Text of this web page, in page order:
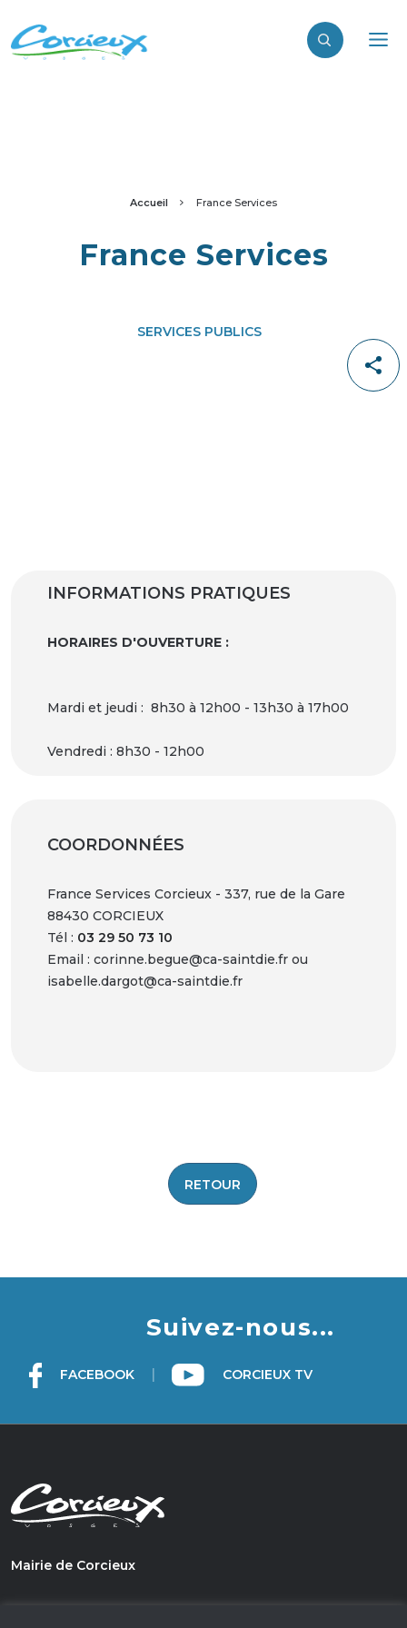
Accueil France Services
France Services
SERVICES PUBLICS
INFORMATIONS PRATIQUES
HORAIRES D'OUVERTURE :
Mardi et jeudi : 8h30 à 12h00 - 13h30 à 17h00
Vendredi : 8h30 - 12h00
COORDONNÉES
France Services Corcieux - 337, rue de la Gare
88430 CORCIEUX
Tél : 03 29 50 73 10
Email : corinne.begue@ca-saintdie.fr ou
isabelle.dargot@ca-saintdie.fr
RETOUR
Suivez-nous...
FACEBOOK | CORCIEUX TV
Mairie de Corcieux